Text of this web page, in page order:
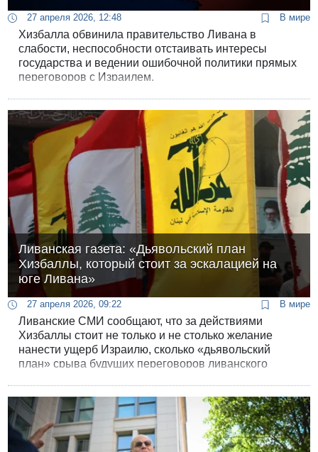
27 апреля 2026, 12:48 В мире
Хизбалла обвинила правительство Ливана в
слабости, неспособности отстаивать интересы
государства и ведении ошибочной политики прямых
переговоров с Израилем.
Ливанская газета: «Дьявольский план
Хизбаллы, который стоит за эскалацией на
юге Ливана»
27 апреля 2026, 09:22 В мире
Ливанские СМИ сообщают, что за действиями
Хизбаллы стоит не только и не столько желание
нанести ущерб Израилю, сколько «дьявольский
план» срыва будущих переговоров ливанского
«сопротивления».